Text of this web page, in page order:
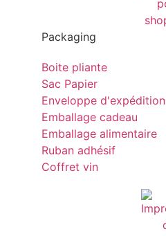
Packaging
Boite pliante
Sac Papier
Enveloppe d'expédition
Emballage cadeau
Emballage alimentaire
Ruban adhésif
Coffret vin